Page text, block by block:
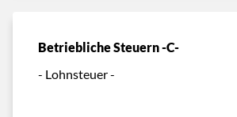
Betriebliche Steuern -C-
- Lohnsteuer -